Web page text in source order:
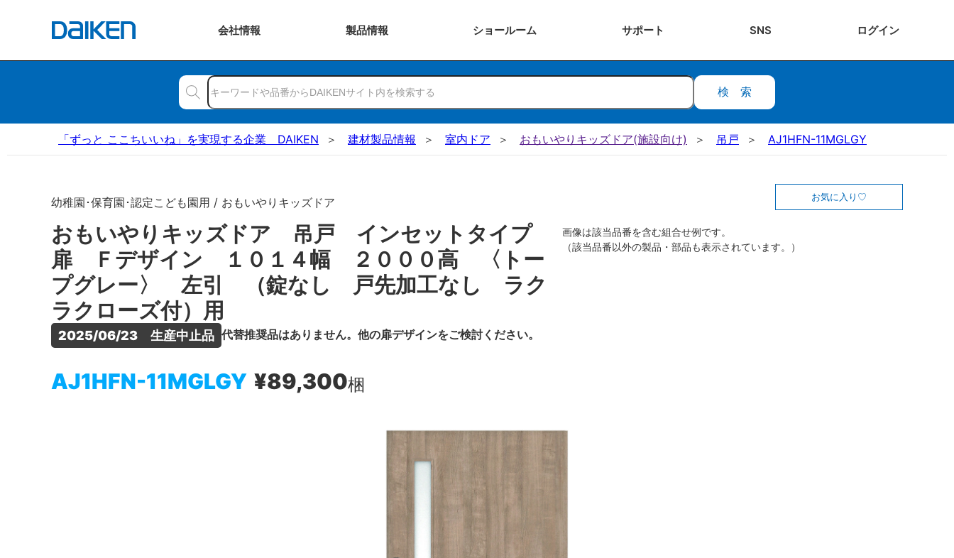
会社情報 製品情報 ショールーム サポート SNS ログイン
検索
「ずっと ここちいいね」を実現する企業 DAIKEN 建材製品情報 室内ドア おもいやりキッズドア(施設向け) 吊戸 AJ1HFN-11MGLGY
幼稚園･保育園･認定こども園用 / おもいやりキッズドア
おもいやりキッズドア 吊戸 インセットタイプ
扉 Ｆデザイン １０１４幅 ２０００高 〈トー
プグレー〉 左引 （錠なし 戸先加工なし ラク
ラクローズ付）用
2025/06/23　生産中止品 代替推奨品はありません。他の扉デザインをご検討ください。
AJ1HFN-11MGLGY ¥89,300梱
お気に入り
画像は該当品番を含む組合せ例です。
（該当品番以外の製品・部品も表示されています。）